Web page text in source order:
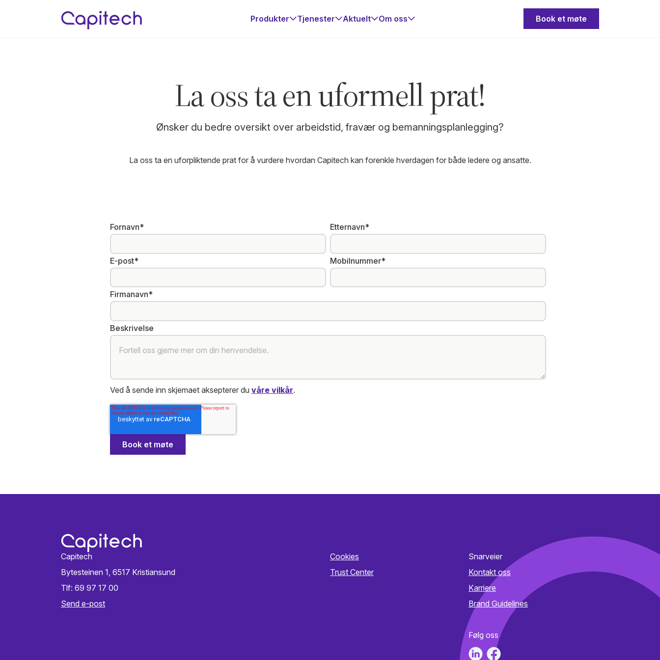
Produkter Tjenester Aktuelt Om oss Book et møte
La oss ta en uformell prat!
Ønsker du bedre oversikt over arbeidstid, fravær og bemanningsplanlegging?
La oss ta en uforpliktende prat for å vurdere hvordan Capitech kan forenkle hverdagen for både ledere og ansatte.
Fornavn* Etternavn*
E-post* Mobilnummer*
Firmanavn*
Beskrivelse
Ved å sende inn skjemaet aksepterer du våre vilkår.
Capitech
Bytesteinen 1, 6517 Kristiansund
Tlf: 69 97 17 00
Send e-post
Cookies
Trust Center
Snarveier
Kontakt oss
Karriere
Brand Guidelines
Følg oss